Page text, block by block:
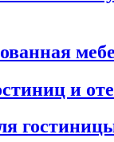
и